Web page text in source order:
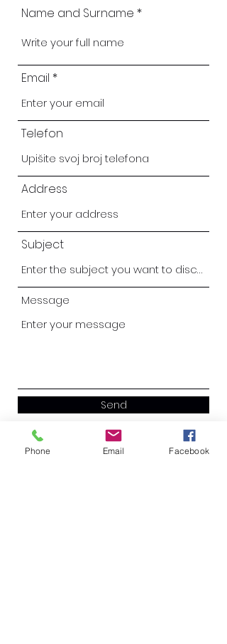
Name and Surname
Email
Telefon
Address
Subject
Message
Send
Phone Email Facebook